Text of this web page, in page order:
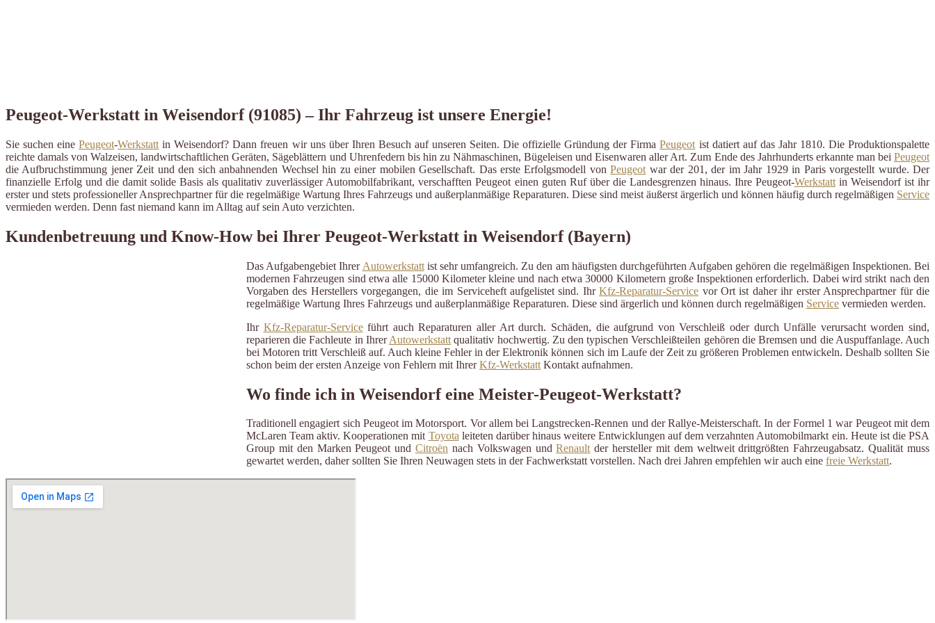
Peugeot-Werkstatt in Weisendorf (91085) – Ihr Fahrzeug ist unsere Energie!
Sie suchen einePeugeot-Werkstatt in Weisendorf? Dann freuen wir uns über Ihren Besuch auf unseren Seiten. Die offizielle Gründung der FirmaPeugeot ist datiert auf das Jahr 1810. Die Produktionspalette
reichte damals von Walzeisen, landwirtschaftlichen Geräten, Sägeblättern und Uhrenfedern bis hin zu Nähmaschinen, Bügeleisen und Eisenwaren aller Art. Zum Ende des Jahrhunderts erkannte man bei Peugeot
die Aufbruchstimmung jener Zeit und den sich anbahnenden Wechsel hin zu einer mobilen Gesellschaft. Das erste Erfolgsmodell vonPeugeot war der 201, der im Jahr 1929 in Paris vorgestellt wurde. Der
finanzielle Erfolg und die damit solide Basis als qualitativ zuverlässiger Automobilfabrikant, verschafften Peugeot einen guten Ruf über die Landesgrenzen hinaus. Ihre Peugeot-Werkstattin Weisendorf ist ihr
erster und stets professioneller Ansprechpartner für die regelmäßige Wartung Ihres Fahrzeugs und außerplanmäßige Reparaturen. Diese sind meist äußerst ärgerlich und können häufig durch regelmäßigen Service
vermieden werden. Denn fast niemand kann im Alltag auf sein Auto verzichten.
Kundenbetreuung und Know-How bei Ihrer Peugeot-Werkstatt in Weisendorf (Bayern)
Das Aufgabengebiet Ihrer Autowerkstattist sehr umfangreich. Zu den am häufigsten durchgeführten Aufgaben gehören die regelmäßigen Inspektionen. Bei
modernen Fahrzeugen sind etwa alle 15000 Kilometer kleine und nach etwa 30000 Kilometern große Inspektionen erforderlich. Dabei wird strikt nach den
Vorgaben des Herstellers vorgegangen, die im Serviceheft aufgelistet sind. IhrKfz-Reparatur-Service vor Ort ist daher ihr erster Ansprechpartner für die
regelmäßige Wartung Ihres Fahrzeugs und außerplanmäßige Reparaturen. Diese sind ärgerlich und können durch regelmäßigen Service vermieden werden.
Ihr Kfz-Reparatur-Serviceführt auch Reparaturen aller Art durch. Schäden, die aufgrund von Verschleiß oder durch Unfälle verursacht worden sind,
reparieren die Fachleute in IhrerAutowerkstatt qualitativ hochwertig. Zu den typischen Verschleißteilen gehören die Bremsen und die Auspuffanlage. Auch
bei Motoren tritt Verschleiß auf. Auch kleine Fehler in der Elektronik können sich im Laufe der Zeit zu größeren Problemen entwickeln. Deshalb sollten Sie
schon beim der ersten Anzeige von Fehlern mit IhrerKfz-Werkstatt Kontakt aufnahmen.
Wo finde ich in Weisendorf eine Meister-Peugeot-Werkstatt?
Traditionell engagiert sich Peugeot im Motorsport. Vor allem bei Langstrecken-Rennen und der Rallye-Meisterschaft. In der Formel 1 war Peugeot mit dem
McLaren Team aktiv. Kooperationen mit Toyotaleiteten darüber hinaus weitere Entwicklungen auf dem verzahnten Automobilmarkt ein. Heute ist die PSA
Group mit den Marken Peugeot undCitroën nach Volkswagen undRenaultder hersteller mit dem weltweit drittgrößten Fahrzeugabsatz. Qualität muss
gewartet werden, daher sollten Sie Ihren Neuwagen stets in der Fachwerkstatt vorstellen. Nach drei Jahren empfehlen wir auch eine freie Werkstatt.